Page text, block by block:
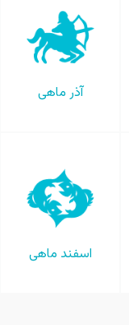
آذر ماهی
اسفند ماهی